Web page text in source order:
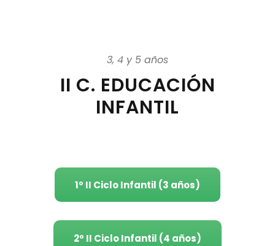
3, 4 y 5 años
II C. EDUCACIÓN
INFANTIL
1º II Ciclo Infantil (3 años)
2º II Ciclo Infantil (4 años)